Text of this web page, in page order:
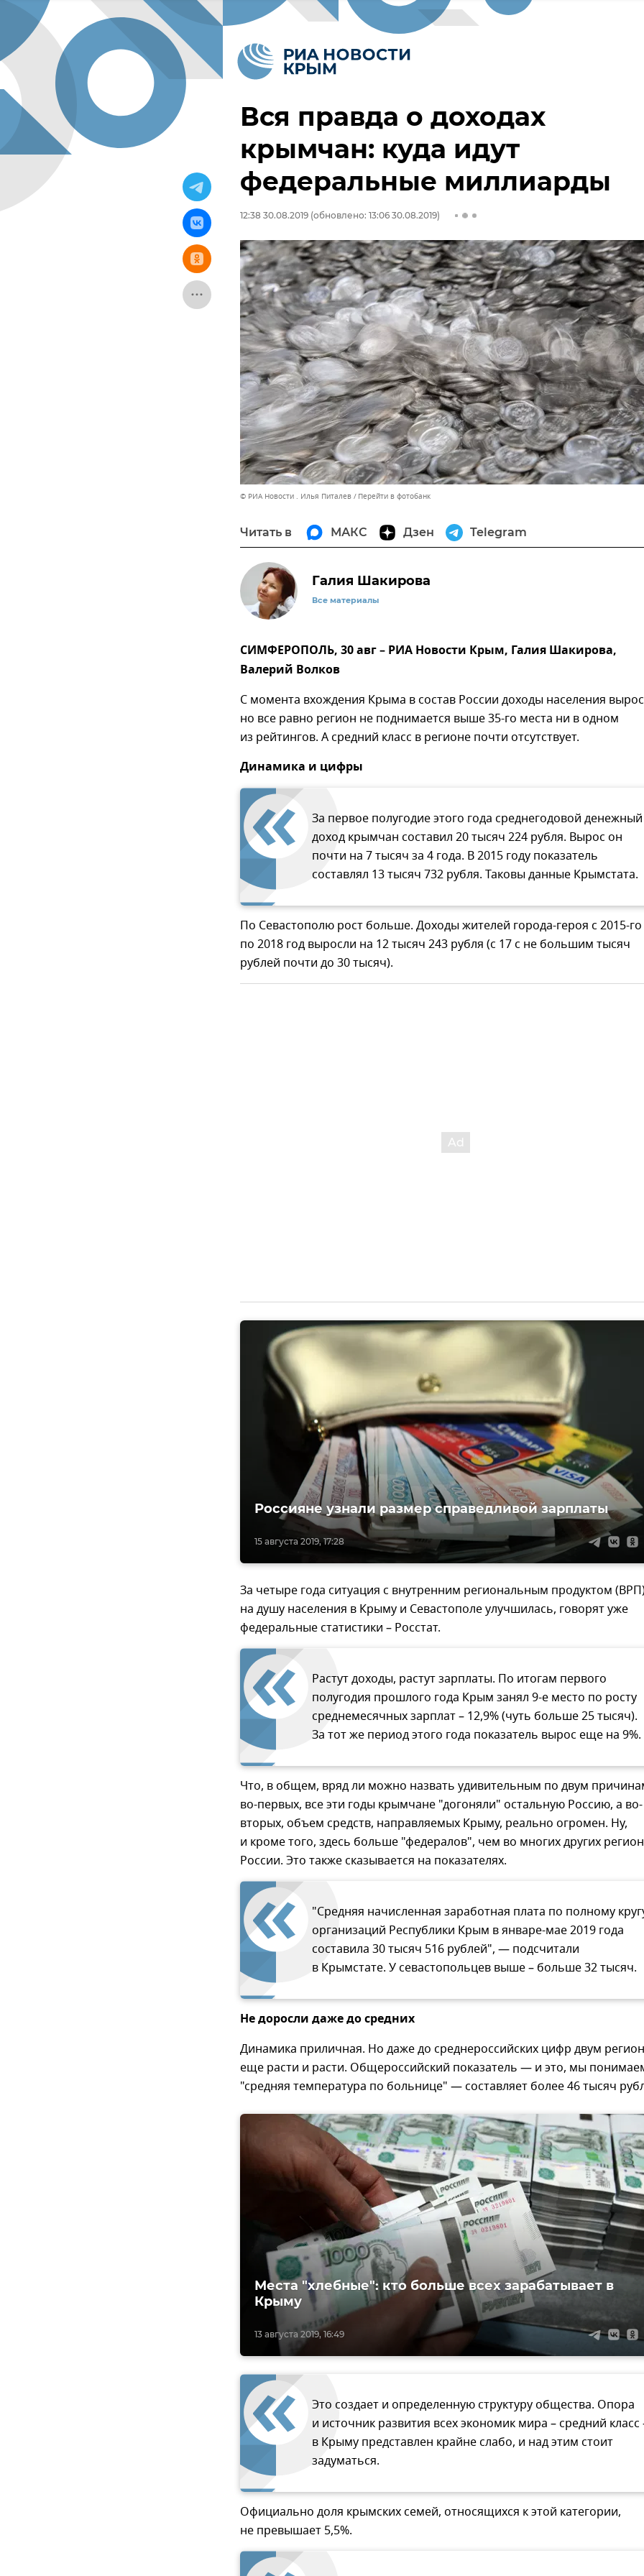
Вся правда о доходах
крымчан: куда идут
федеральные миллиарды
12:38 30.08.2019 (обновлено: 13:06 30.08.2019)
© РИА Новости . Илья Питалев Перейти в фотобанк
Читать в МАКС Дзен Telegram
Галия Шакирова
Все материалы
СИМФЕРОПОЛЬ, 30 авг – РИА Новости Крым, Галия Шакирова,
Валерий Волков
С момента вхождения Крыма в состав России доходы населения
но все равно регион не поднимается выше 35-го места ни в одном
из рейтингов. А средний класс в регионе почти отсутствует.
Динамика и цифры
За первое полугодие этого года среднегодовой денежный
доход крымчан составил 20 тысяч 224 рубля. Вырос он
почти на 7 тысяч за 4 года. В 2015 году показатель
составлял 13 тысяч 732 рубля. Таковы данные Крымстата.
По Севастополю рост больше. Доходы жителей города-героя с 2015-го
по 2018 год выросли на 12 тысяч 243 рубля (с 17 с не большим тысяч
рублей почти до 30 тысяч).
15 августа 2019, 17:28
Россияне узнали размер справедливой зарплаты
За четыре года ситуация с внутренним региональным продуктом
на душу населения в Крыму и Севастополе улучшилась, говорят уже
федеральные статистики – Росстат.
Растут доходы, растут зарплаты. По итогам первого
полугодия прошлого года Крым занял 9-е место по росту
среднемесячных зарплат – 12,9% (чуть больше 25 тысяч).
За тот же период этого года показатель вырос еще на 9%.
Что, в общем, вряд ли можно назвать удивительным по двум
во-первых, все эти годы крымчане "догоняли" остальную Россию, а во-
вторых, объем средств, направляемых Крыму, реально огромен. Ну,
и кроме того, здесь больше "федералов", чем во многих других
России. Это также сказывается на показателях.
"Средняя начисленная заработная плата по полному
организаций Республики Крым в январе-мае 2019 года
составила 30 тысяч 516 рублей", — подсчитали
в Крымстате. У севастопольцев выше – больше 32 тысяч.
Не доросли даже до средних
Динамика приличная. Но даже до среднероссийских цифр двум
еще расти и расти. Общероссийский показатель — и это, мы
"средняя температура по больнице" — составляет более 46 тысяч
13 августа 2019, 16:49
Места "хлебные": кто больше всех зарабатывает в
Крыму
Это создает и определенную структуру общества. Опора
и источник развития всех экономик мира – средний класс
в Крыму представлен крайне слабо, и над этим стоит
задуматься.
Официально доля крымских семей, относящихся к этой категории,
не превышает 5,5%.